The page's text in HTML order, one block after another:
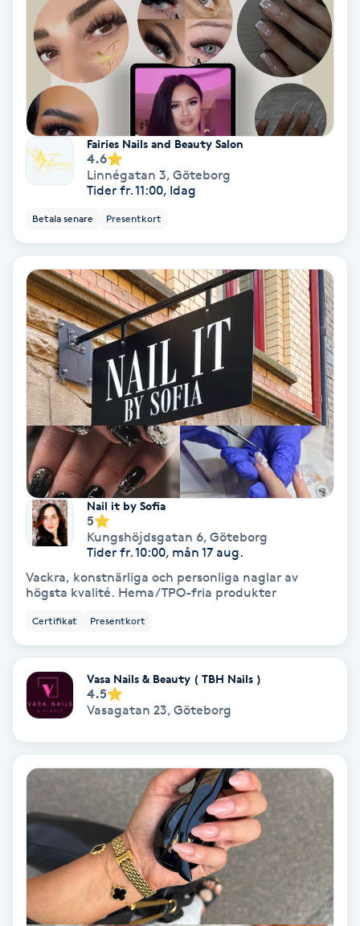
Skäggtrimmning
Skönhet
Slingor
Sockring
Spa manikyr & pedikyr
Spa-manikyr
Spa-pedikyr
Spraytan
Stylist
Sugaring
Svensk massage
Svettbehandling
Tuina-massage
Tandblekning
Tatueringsborttagning
Terapi
Fairies Nails and Beauty Salon
4.6
Linnégatan 3, Göteborg
Tider fr. 11:00, Idag
Betala senare Presentkort
Nail it by Sofia
5
Kungshöjdsgatan 6, Göteborg
Tider fr. 10:00, mån 17 aug.
Vackra, konstnärliga och personliga naglar av
högsta kvalité. Hema/TPO-fria produkter
Certifikat Presentkort
Vasa Nails & Beauty ( TBH Nails )
4.5
Vasagatan 23, Göteborg